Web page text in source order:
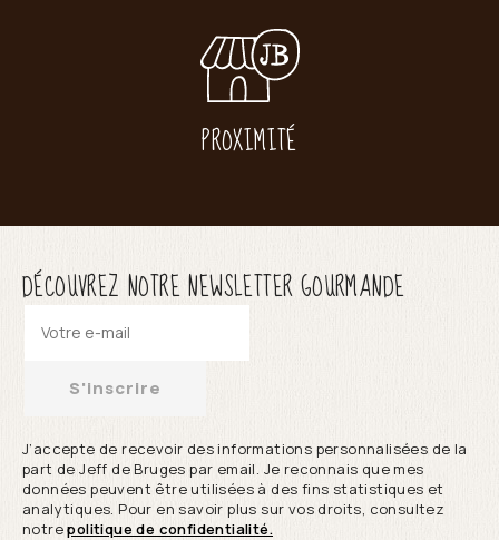
PROXIMITÉ
DÉCOUVREZ NOTRE NEWSLETTER GOURMANDE
S'inscrire
J’accepte de recevoir des informations personnalisées de la
part de Jeff de Bruges par email. Je reconnais que mes
données peuvent être utilisées à des fins statistiques et
analytiques. Pour en savoir plus sur vos droits, consultez
notrepolitique de confidentialité.